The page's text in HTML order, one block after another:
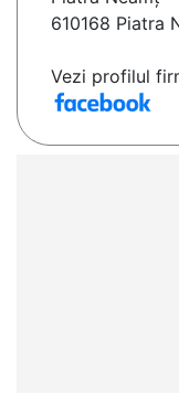
610168 Piatra
Vezi profilul